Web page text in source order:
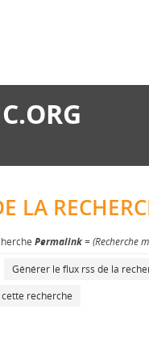
LA
Permalink= (Recherche
Générer le flux rss de la
recherche